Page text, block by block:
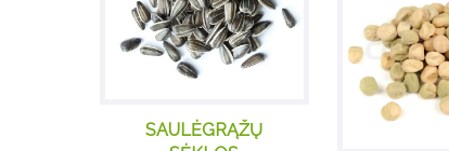
SAULĖGRĄŽŲ